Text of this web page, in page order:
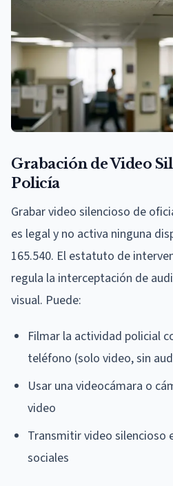
Grabación de Video
Policía
Grabar video silencioso de
es legal y no activa ninguna
165.540. El estatuto de
regula la interceptación de
visual. Puede:
Filmar la actividad policial
teléfono (solo video, sin
Usar una videocámara o
video
Transmitir video silencioso
sociales